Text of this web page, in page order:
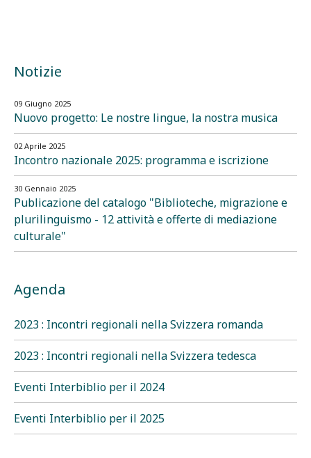
Notizie
09 Giugno 2025
Nuovo progetto: Le nostre lingue, la nostra musica
02 Aprile 2025
Incontro nazionale 2025: programma e iscrizione
30 Gennaio 2025
Publicazione del catalogo "Biblioteche, migrazione e
plurilinguismo - 12 attività e offerte di mediazione
culturale"
Agenda
2023 : Incontri regionali nella Svizzera romanda
2023 : Incontri regionali nella Svizzera tedesca
Eventi Interbiblio per il 2024
Eventi Interbiblio per il 2025